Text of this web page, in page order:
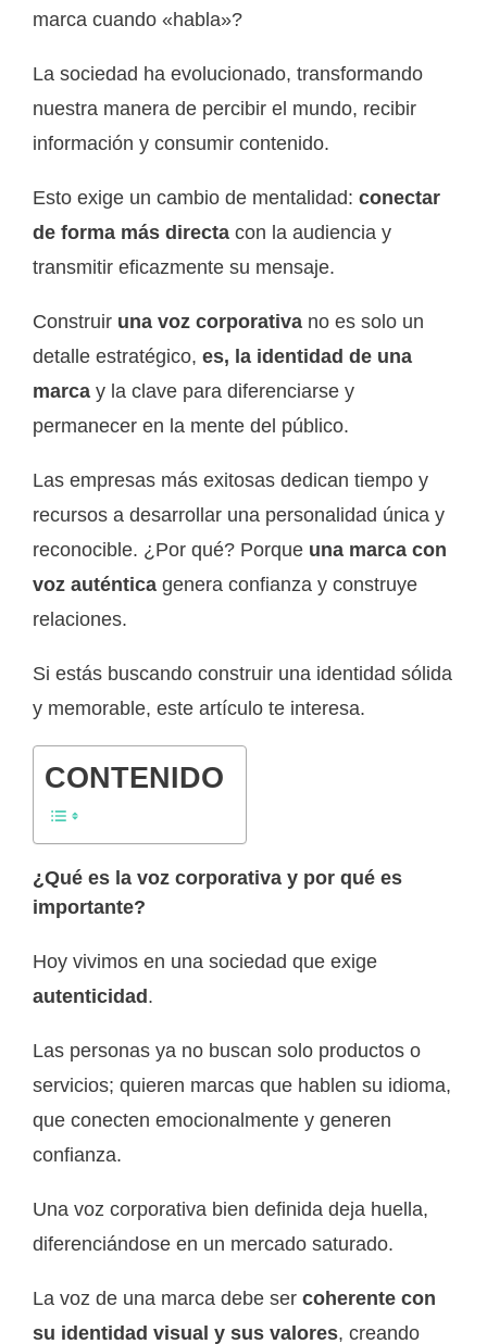
marca cuando «habla»?
La sociedad ha evolucionado, transformando
nuestra manera de percibir el mundo, recibir
información y consumir contenido.
Esto exige un cambio de mentalidad: conectar
de forma más directa con la audiencia y
transmitir eficazmente su mensaje.
Construir una voz corporativa no es solo un
detalle estratégico, es, la identidad de una
marca y la clave para diferenciarse y
permanecer en la mente del público.
Las empresas más exitosas dedican tiempo y
recursos a desarrollar una personalidad única y
reconocible. ¿Por qué? Porque una marca con
voz auténtica genera confianza y construye
relaciones.
Si estás buscando construir una identidad sólida
y memorable, este artículo te interesa.
CONTENIDO
¿Qué es la voz corporativa y por qué es
importante?
Hoy vivimos en una sociedad que exige
autenticidad.
Las personas ya no buscan solo productos o
servicios; quieren marcas que hablen su idioma,
que conecten emocionalmente y generen
confianza.
Una voz corporativa bien definida deja huella,
diferenciándose en un mercado saturado.
La voz de una marca debe ser coherente con
su identidad visual y sus valores, creando